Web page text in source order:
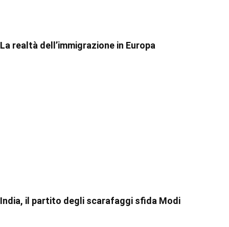
La realtà dell’immigrazione in Europa
India, il partito degli scarafaggi sfida Modi